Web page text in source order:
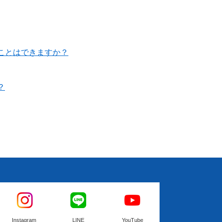
とはできますか？
Instagram LINE YouTube